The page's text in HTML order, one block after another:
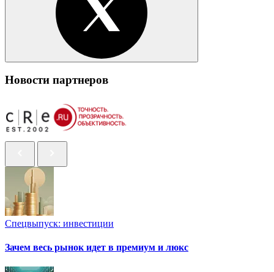
Новости партнеров
Спецвыпуск: инвестиции
Зачем весь рынок идет в премиум и люкс